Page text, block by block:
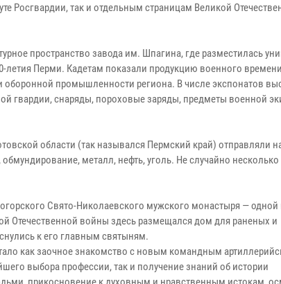
Росгвардии, так и отдельным страницам Великой
пространство завода им. Шпагина, где разместилась
Перми. Кадетам показали продукцию военного
оборонной промышленности региона. В числе экспонатов
гвардии, снаряды, пороховые заряды, предметы военной
области (так назывался Пермский край) отправляли
металл, нефть, уголь. Не случайно несколько
Свято-Николаевского мужского монастыря — одной
Отечественной войны здесь размещался дом для раненых и
к его главным святыням.
как заочное знакомство с новым командным
выбора профессии, так и получение знаний об истории